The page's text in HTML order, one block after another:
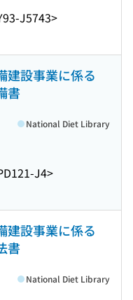
J5743>
建設事業に係る
書
J4>
National Diet Library
建設事業に係る
書
National Diet Library